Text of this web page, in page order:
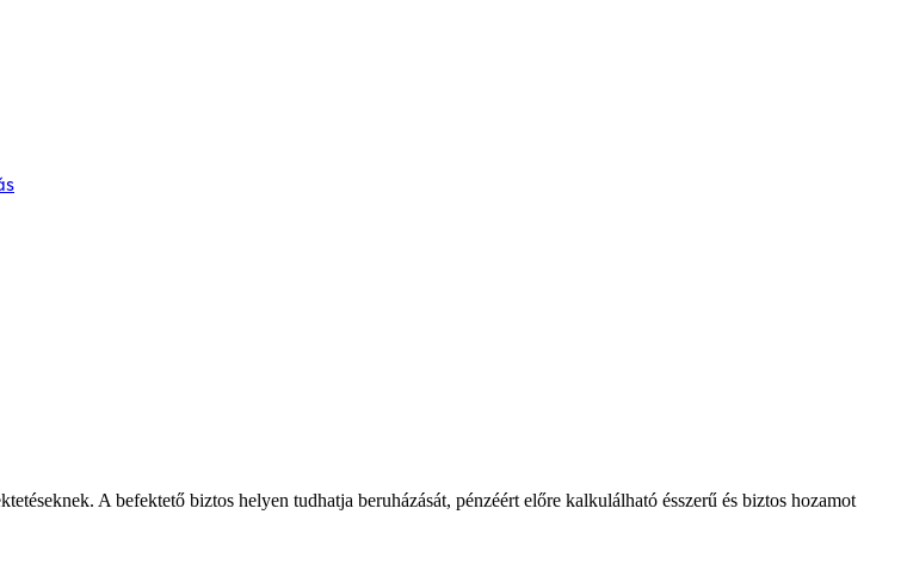
A befektető biztos helyen tudhatja beruházását, pénzéért előre kalkulálható ésszerű és biztos hozamot